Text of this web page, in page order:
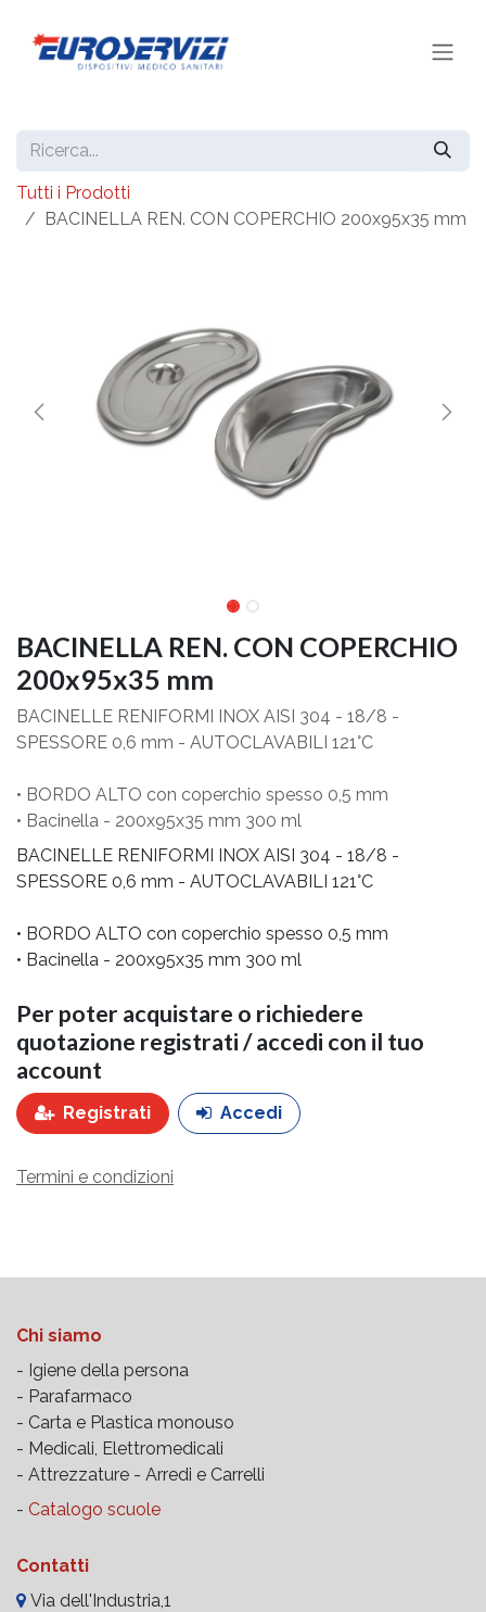
Tutti i Prodotti
BACINELLA REN. CON COPERCHIO 200x95x35 mm
BACINELLA REN. CON COPERCHIO
200x95x35 mm
BACINELLE RENIFORMI INOX AISI 304 - 18/8 -
SPESSORE 0,6 mm - AUTOCLAVABILI 121°C
• BORDO ALTO con coperchio spesso 0,5 mm
• Bacinella - 200x95x35 mm 300 ml
BACINELLE RENIFORMI INOX AISI 304 - 18/8 -
SPESSORE 0,6 mm - AUTOCLAVABILI 121°C
• BORDO ALTO con coperchio spesso 0,5 mm
• Bacinella - 200x95x35 mm 300 ml
Per poter acquistare o richiedere
quotazione registrati / accedi con il tuo
account
Registrati Accedi
Termini e condizioni
Chi siamo
- Igiene della persona
- Parafarmaco
- Carta e Plastica monouso
- Medicali, Elettromedicali
- Attrezzature - Arredi e Carrelli
- Catalogo scuole
Contatti
Via dell'Industria,1